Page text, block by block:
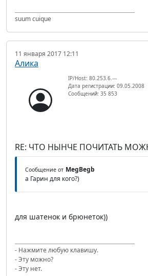
suum cuique
11 января 2017 12:11
Алика
IP/Host: 80.253.6.---
Дата регистрации: 09.05.2008
Сообщений: 35 853
RE: ЧТО НЫНЧЕ ПОЧИТАТЬ
Сообщение от MegBegb
а Гарин для кого?)
для шатенок и брюнеток))
- Нажмите любую клавишу.
- Эту можно?
- Эту нет.